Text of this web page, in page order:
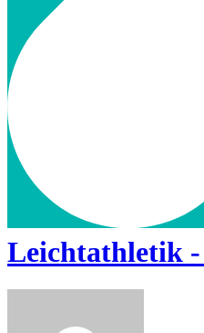
Leichtathletik